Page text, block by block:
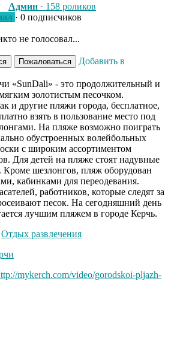
Админ · 158 роликов
· 0 подписчиков
не голосовал...
Пожаловаться
Добавить в
«SunDali» - это продолжительный и
золотистым песочком.
и другие пляжи города, бесплатное,
взять в пользование место под
На пляже возможно поиграть
обустроенных волейбольных
с широким ассортиментом
Для детей на пляже стоят надувные
Кроме шезлонгов, пляж оборудован
кабинками для переодевания.
работников, которые следят за
песок. На сегодняшний день
лучшим пляжем в городе Керчь.
Отдых развлечения
mykerch.com/video/gorodskoi-pljazh-